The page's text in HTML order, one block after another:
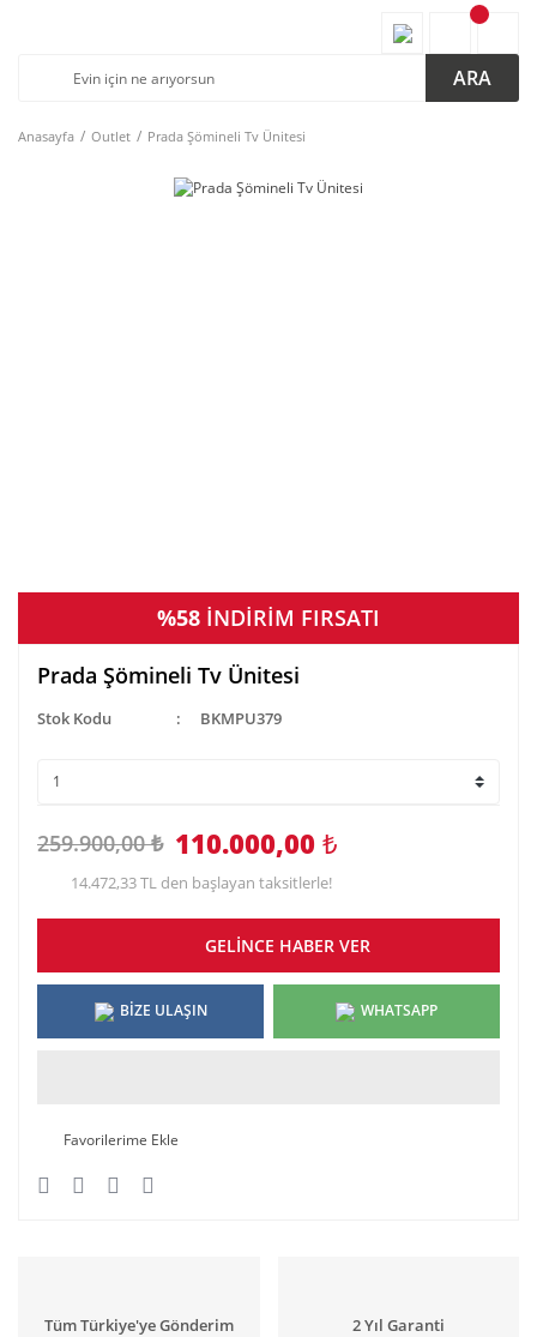
ARA
Anasayfa Outlet Prada Şömineli Tv Ünitesi
%58 İNDİRİM FIRSATI
Prada Şömineli Tv Ünitesi
Stok Kodu BKMPU379
259.900,00 ₺ 110.000,00 ₺
14.472,33 TL den başlayan taksitlerle!
GELİNCE HABER VER
BİZE ULAŞIN WHATSAPP
Tüm Türkiye'ye Gönderim 2 Yıl Garanti